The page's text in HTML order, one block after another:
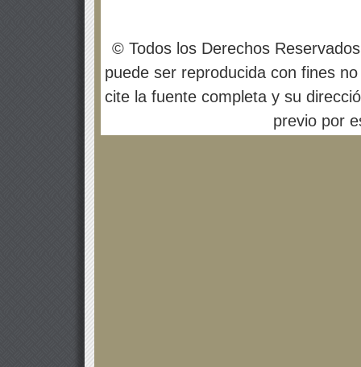
© Todos los Derechos
puede ser reproducida con fines
cite la fuente completa y su
previo por